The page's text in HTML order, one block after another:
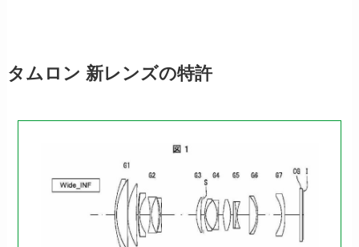
タムロン 新レンズの特許